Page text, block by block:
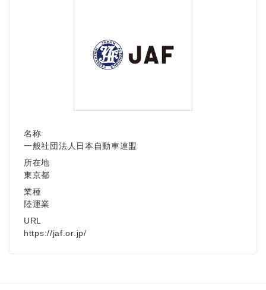
名称
一般社団法人日本自動車連盟
所在地
東京都
業種
陸運業
URL
https://jaf.or.jp/